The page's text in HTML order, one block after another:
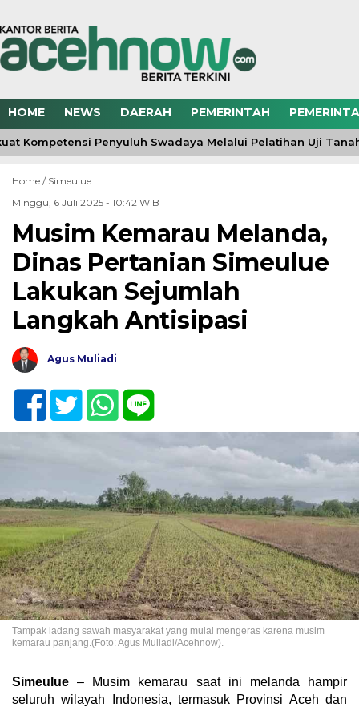
HOME NEWS DAERAH PEMERINTAH
Kompetensi Penyuluh Swadaya Melalui Pelatihan Uji
Home / Simeulue
Minggu, 6 Juli 2025 - 10:42 WIB
Musim Kemarau Melanda,
Dinas Pertanian Simeulue
Lakukan Sejumlah
Langkah Antisipasi
Agus Muliadi
Tampak ladang sawah masyarakat yang mulai mengeras karena musim
kemarau panjang.(Foto: Agus Muliadi/Acehnow).
Simeulue – Musim kemarau saat ini melanda hampir
seluruh wilayah Indonesia, termasuk Provinsi Aceh dan